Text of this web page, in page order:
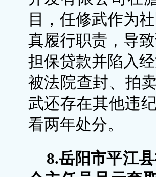
目，任修武作为
真履行职责，导
担保贷款并陷入
被法院查封、拍
武还存在其他违
看两年处分。
8.岳阳市平江